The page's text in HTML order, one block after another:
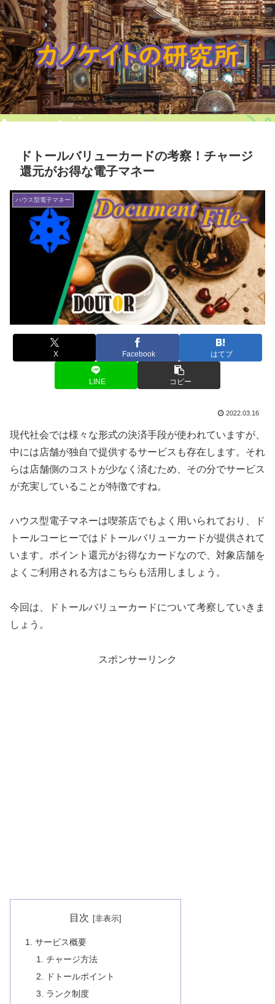
ドトールバリューカードの考察！チャージ
還元がお得な電子マネー
ハウス型電子マネー
X Facebook はてブ
LINE コピー
2022.03.16
現代社会では様々な形式の決済手段が使われていますが、
中には店舗が独自で提供するサービスも存在します。それ
らは店舗側のコストが少なく済むため、その分でサービス
が充実していることが特徴ですね。
ハウス型電子マネーは喫茶店でもよく用いられており、ド
トールコーヒーではドトールバリューカードが提供されて
います。ポイント還元がお得なカードなので、対象店舗を
よくご利用される方はこちらも活用しましょう。
今回は、ドトールバリューカードについて考察していきま
しょう。
スポンサーリンク
目次
サービス概要
チャージ方法
ドトールポイント
ランク制度